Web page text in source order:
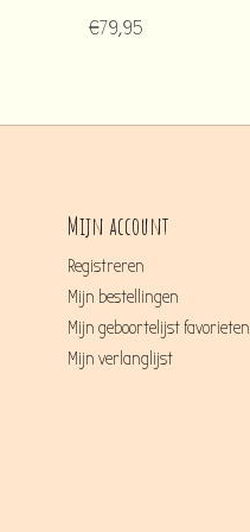
€79,95
Mijn account
Registreren
Mijn bestellingen
Mijn geboortelijst favorieten
Mijn verlanglijst